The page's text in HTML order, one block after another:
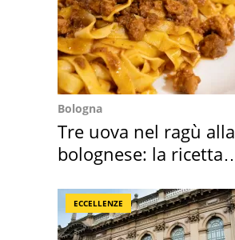
Bologna
Tre uova nel ragù alla
bolognese: la ricetta
ECCELLENZE